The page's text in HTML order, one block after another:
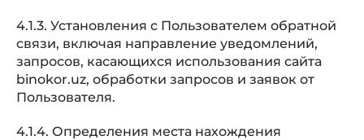
4.1.3. Установления с Пользователем обратной
связи, включая направление уведомлений,
запросов, касающихся использования сайта
binokor.uz, обработки запросов и заявок от
Пользователя.
4.1.4. Определения места нахождения